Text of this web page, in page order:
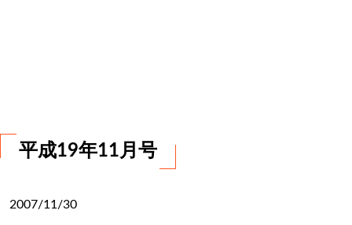
平成19年11月号
2007/11/30